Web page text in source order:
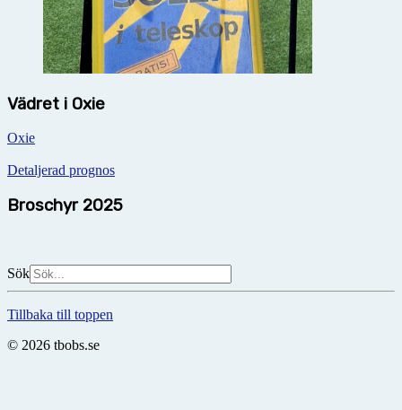
Vädret i Oxie
Oxie
Detaljerad prognos
Broschyr 2025
Sök
Tillbaka till toppen
© 2026 tbobs.se